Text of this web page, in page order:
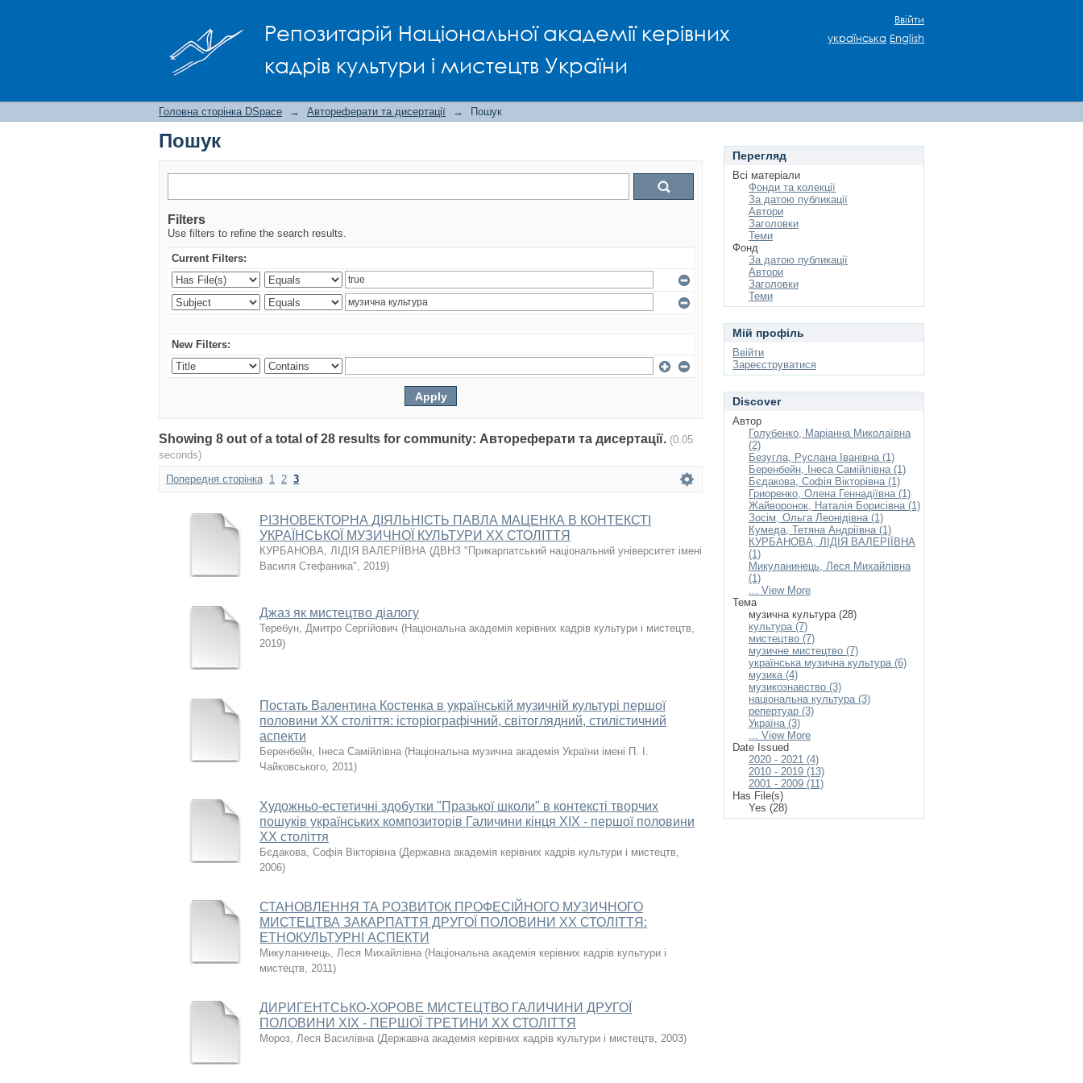
Репозитарій Національної академії керівних
кадрів культури і мистецтв України
Ввійти
українська English
Головна сторінка DSpace → Автореферати та дисертації → Пошук
Пошук
Filters
Use filters to refine the search results.
Current Filters:
New Filters:
Showing 8 out of a total of 28 results for community: Автореферати та дисертації. (0.05
seconds)
Попередня сторінка 1 2 3
РІЗНОВЕКТОРНА ДІЯЛЬНІСТЬ ПАВЛА МАЦЕНКА В КОНТЕКСТІ
УКРАЇНСЬКОЇ МУЗИЧНОЇ КУЛЬТУРИ ХХ СТОЛІТТЯ
КУРБАНОВА, ЛІДІЯ ВАЛЕРІЇВНА (ДВНЗ "Прикарпатський національний університет імені
Василя Стефаника", 2019)
Джаз як мистецтво діалогу
Теребун, Дмитро Сергійович (Національна академія керівних кадрів культури і мистецтв,
2019)
Постать Валентина Костенка в українській музичній культурі першої
половини XX століття: історіографічний, світоглядний, стилістичний
аспекти
Беренбейн, Інеса Самійлівна (Національна музична академія України імені П. І.
Чайковського, 2011)
Художньо-естетичні здобутки "Празької школи" в контексті творчих
пошуків українських композиторів Галичини кінця ХІХ - першої половини
ХХ століття
Бєдакова, Софія Вікторівна (Державна академія керівних кадрів культури і мистецтв,
2006)
СТАНОВЛЕННЯ ТА РОЗВИТОК ПРОФЕСІЙНОГО МУЗИЧНОГО
МИСТЕЦТВА ЗАКАРПАТТЯ ДРУГОЇ ПОЛОВИНИ ХХ СТОЛІТТЯ:
ЕТНОКУЛЬТУРНІ АСПЕКТИ
Микуланинець, Леся Михайлівна (Національна академія керівних кадрів культури і
мистецтв, 2011)
ДИРИГЕНТСЬКО-ХОРОВЕ МИСТЕЦТВО ГАЛИЧИНИ ДРУГОЇ
ПОЛОВИНИ ХІХ - ПЕРШОЇ ТРЕТИНИ ХХ СТОЛІТТЯ
Мороз, Леся Василівна (Державна академія керівних кадрів культури і мистецтв, 2003)
Перегляд
Всі матеріали
Фонди та колекції
За датою публикації
Автори
Заголовки
Теми
Фонд
За датою публикації
Автори
Заголовки
Теми
Мій профіль
Ввійти
Зареєструватися
Discover
Автор
Голубенко, Маріанна Миколаївна
(2)
Безугла, Руслана Іванівна (1)
Беренбейн, Інеса Самійлівна (1)
Бєдакова, Софія Вікторівна (1)
Гриоренко, Олена Геннадіївна (1)
Жайворонок, Наталія Борисівна (1)
Зосім, Ольга Леонідівна (1)
Кумеда, Тетяна Андріївна (1)
КУРБАНОВА, ЛІДІЯ ВАЛЕРІЇВНА
(1)
Микуланинець, Леся Михайлівна
(1)
... View More
Тема
музична культура (28)
культура (7)
мистецтво (7)
музичне мистецтво (7)
українська музична культура (6)
музика (4)
музикознавство (3)
національна культура (3)
репертуар (3)
Україна (3)
... View More
Date Issued
2020 - 2021 (4)
2010 - 2019 (13)
2001 - 2009 (11)
Has File(s)
Yes (28)